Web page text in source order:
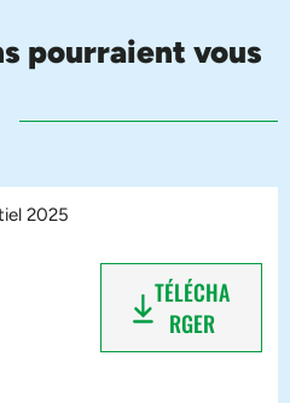
pourraient vous
2025
TÉLÉCHA
RGER